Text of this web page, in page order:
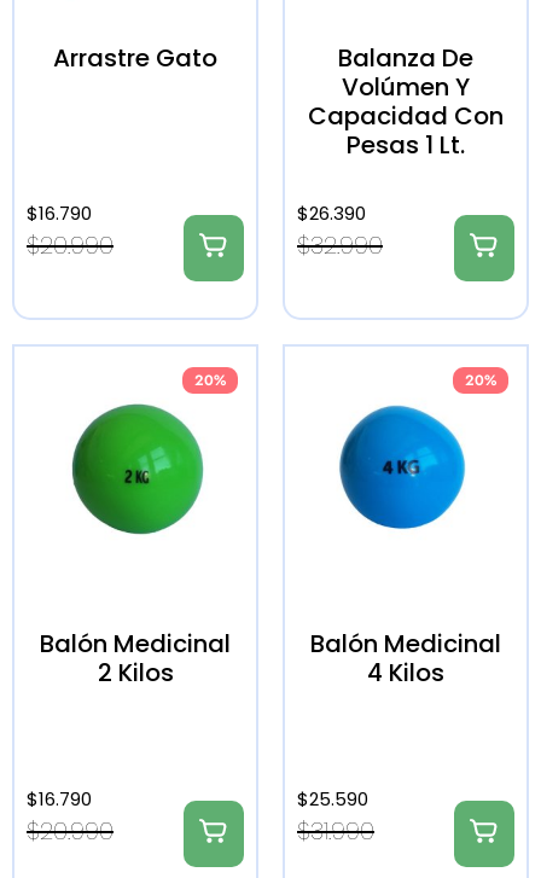
Arrastre Gato
$20.990
$16.790
Balanza De
Volúmen Y
Capacidad Con
Pesas 1 Lt.
$32.990
$26.390
20%
Balón Medicinal
2 Kilos
$20.990
$16.790
20%
Balón Medicinal
4 Kilos
$31.990
$25.590